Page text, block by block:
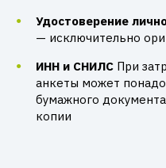
Удостоверение
— исключительно
ИНН и СНИЛС При
анкеты может
бумажного
копии